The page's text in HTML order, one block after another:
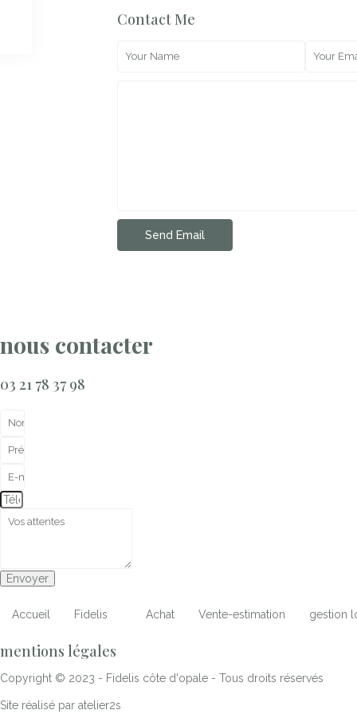
Contact Me
nous contacter
03 21 78 37 98
Envoyer
Accueil Fidelis Achat Vente-estimation gestion
mentions légales
Copyright © 2023 - Fidelis côte d'opale - Tous droits réservés
Site réalisé par atelier2s